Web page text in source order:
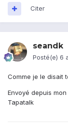
Citer
seandk
Posté(e) 6
Comme je le disait
Envoyé depuis
Tapatalk